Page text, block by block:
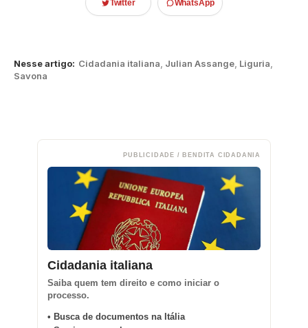
Twitter WhatsApp
Nesse artigo: Cidadania italiana, Julian Assange, Liguria,
Savona
PUBLICIDADE / BENDITA CIDADANIA
Cidadania italiana
Saiba quem tem direito e como iniciar o
processo.
• Busca de documentos na Itália